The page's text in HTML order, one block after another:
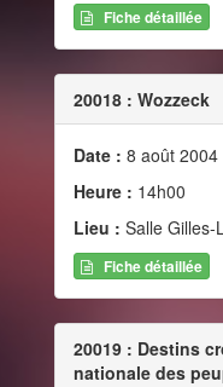
Fiche détaillée
20018 : Wozzeck
Date : 8 août 2004
Heure : 14h00
Lieu : Salle Gilles-
Fiche détaillée
20019 : Destins
nationale des